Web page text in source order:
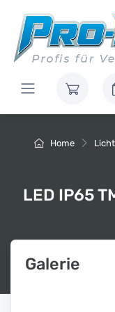
Home Licht
LED IP65
Galerie